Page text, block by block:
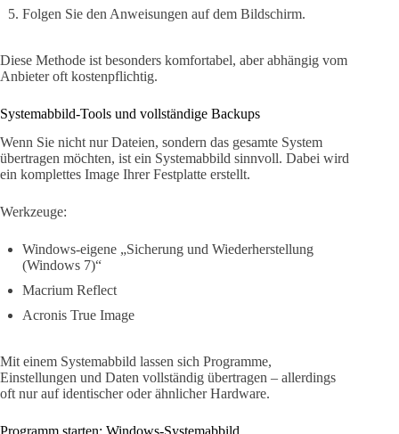
Folgen Sie den Anweisungen auf dem Bildschirm.
Diese Methode ist besonders komfortabel, aber abhängig vom
Anbieter oft kostenpflichtig.
Systemabbild-Tools und vollständige Backups
Wenn Sie nicht nur Dateien, sondern das gesamte System
übertragen möchten, ist ein Systemabbild sinnvoll. Dabei wird
ein komplettes Image Ihrer Festplatte erstellt.
Werkzeuge:
Windows-eigene „Sicherung und Wiederherstellung
(Windows 7)“
Macrium Reflect
Acronis True Image
Mit einem Systemabbild lassen sich Programme,
Einstellungen und Daten vollständig übertragen – allerdings
oft nur auf identischer oder ähnlicher Hardware.